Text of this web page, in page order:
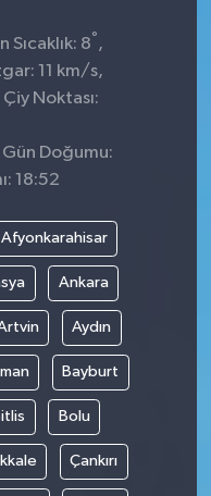
8° ,
11 km/s,
Noktası:
Doğumu:
18:52
Afyonkarahisar
Ankara
Aydın
Bayburt
Bolu
Çankırı